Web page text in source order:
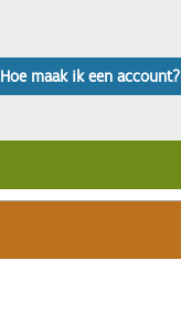
Hoe maak ik een account?